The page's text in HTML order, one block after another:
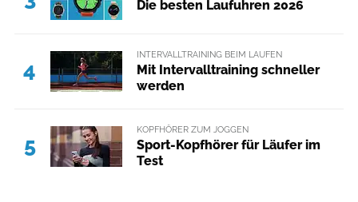
Die besten Laufuhren 2026
4
INTERVALLTRAINING BEIM LAUFEN
Mit Intervalltraining schneller
werden
5
KOPFHÖRER ZUM JOGGEN
Sport-Kopfhörer für Läufer im
Test